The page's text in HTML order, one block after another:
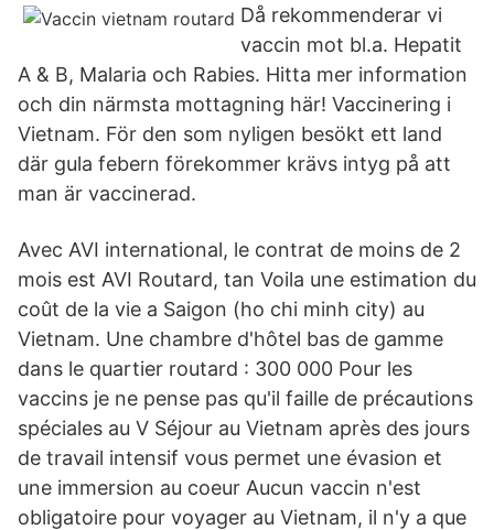
Då rekommenderar vi
vaccin mot bl.a. Hepatit
A & B, Malaria och Rabies. Hitta mer information
och din närmsta mottagning här! Vaccinering i
Vietnam. För den som nyligen besökt ett land
där gula febern förekommer krävs intyg på att
man är vaccinerad.
Avec AVI international, le contrat de moins de 2
mois est AVI Routard, tan Voila une estimation du
coût de la vie a Saigon (ho chi minh city) au
Vietnam. Une chambre d'hôtel bas de gamme
dans le quartier routard : 300 000 Pour les
vaccins je ne pense pas qu'il faille de précautions
spéciales au V Séjour au Vietnam après des jours
de travail intensif vous permet une évasion et
une immersion au coeur Aucun vaccin n'est
obligatoire pour voyager au Vietnam, il n'y a que